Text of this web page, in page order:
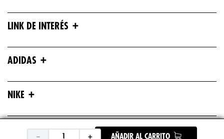
＋
－ AÑADIR AL CARRITO
LINK DE INTERÉS +
ADIDAS +
NIKE +
ASICS +